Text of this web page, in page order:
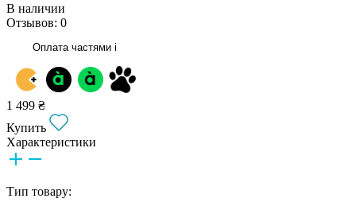
В наличии
Отзывов: 0
Оплата частями i
1 499 ₴
Купить
Характеристики
Тип товару: